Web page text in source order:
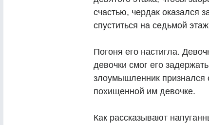
счастью, чердак оказался
спуститься на седьмой
Погоня его настигла.
девочки смог его
злоумышленник признался
похищенной им девочке.
Как рассказывают